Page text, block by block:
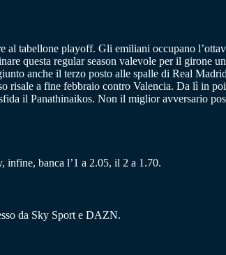
tabellone playoff. Gli emiliani occupano
questa regular season valevole per il girone
anche il terzo posto alle spalle di Real
risale a fine febbraio contro Valencia. Da lì in
il Panathinaikos. Non il miglior avversario
infine, banca l’1 a 2.05, il 2 a 1.70.
da Sky Sport e DAZN.